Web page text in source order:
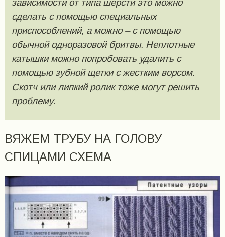
зависимости от типа шерсти это можно
сделать с помощью специальных
приспособлений, а можно – с помощью
обычной одноразовой бритвы. Неплотные
катышки можно попробовать удалить с
помощью зубной щетки с жестким ворсом.
Скотч или липкий ролик тоже могут решить
проблему.
ВЯЖЕМ ТРУБУ НА ГОЛОВУ
СПИЦАМИ СХЕМА